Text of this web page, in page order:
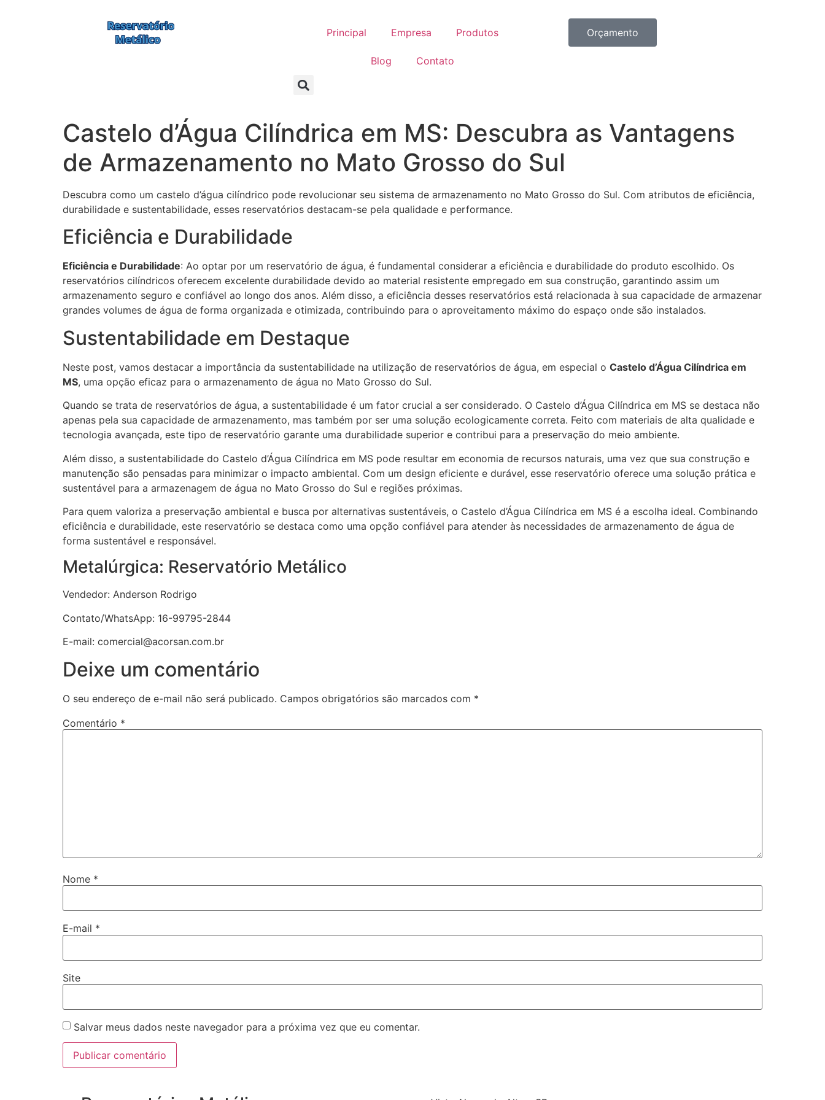
Principal Empresa Produtos
Blog Contato
Orçamento
Castelo d’Água Cilíndrica em MS: Descubra as Vantagens
de Armazenamento no Mato Grosso do Sul
Descubra como um castelo d’água cilíndrico pode revolucionar seu sistema de armazenamento no Mato Grosso do Sul. Com atributos de eficiência,
durabilidade e sustentabilidade, esses reservatórios destacam-se pela qualidade e performance.
Eficiência e Durabilidade
Eficiência e Durabilidade: Ao optar por um reservatório de água, é fundamental considerar a eficiência e durabilidade do produto escolhido. Os
reservatórios cilíndricos oferecem excelente durabilidade devido ao material resistente empregado em sua construção, garantindo assim um
armazenamento seguro e confiável ao longo dos anos. Além disso, a eficiência desses reservatórios está relacionada à sua capacidade de armazenar
grandes volumes de água de forma organizada e otimizada, contribuindo para o aproveitamento máximo do espaço onde são instalados.
Sustentabilidade em Destaque
Neste post, vamos destacar a importância da sustentabilidade na utilização de reservatórios de água, em especial o Castelo d’Água Cilíndrica em
MS, uma opção eficaz para o armazenamento de água no Mato Grosso do Sul.
Quando se trata de reservatórios de água, a sustentabilidade é um fator crucial a ser considerado. O Castelo d’Água Cilíndrica em MS se destaca não
apenas pela sua capacidade de armazenamento, mas também por ser uma solução ecologicamente correta. Feito com materiais de alta qualidade e
tecnologia avançada, este tipo de reservatório garante uma durabilidade superior e contribui para a preservação do meio ambiente.
Além disso, a sustentabilidade do Castelo d’Água Cilíndrica em MS pode resultar em economia de recursos naturais, uma vez que sua construção e
manutenção são pensadas para minimizar o impacto ambiental. Com um design eficiente e durável, esse reservatório oferece uma solução prática e
sustentável para a armazenagem de água no Mato Grosso do Sul e regiões próximas.
Para quem valoriza a preservação ambiental e busca por alternativas sustentáveis, o Castelo d’Água Cilíndrica em MS é a escolha ideal. Combinando
eficiência e durabilidade, este reservatório se destaca como uma opção confiável para atender às necessidades de armazenamento de água de
forma sustentável e responsável.
Metalúrgica: Reservatório Metálico
Vendedor: Anderson Rodrigo
Contato/WhatsApp: 16-99795-2844
E-mail: comercial@acorsan.com.br
Deixe um comentário
O seu endereço de e-mail não será publicado. Campos obrigatórios são marcados com *
Comentário *
Nome *
E-mail *
Site
Salvar meus dados neste navegador para a próxima vez que eu comentar.